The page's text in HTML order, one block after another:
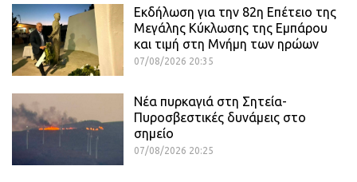
Εκδήλωση για την 82η Επέτειο της
Μεγάλης Κύκλωσης της Εμπάρου
και τιμή στη Μνήμη των ηρώων
07/08/2026 20:35
Νέα πυρκαγιά στη Σητεία-
Πυροσβεστικές δυνάμεις στο
σημείο
07/08/2026 20:25